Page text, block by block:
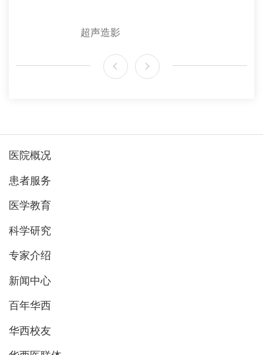
超声造影
医院概况
患者服务
医学教育
科学研究
专家介绍
新闻中心
百年华西
华西校友